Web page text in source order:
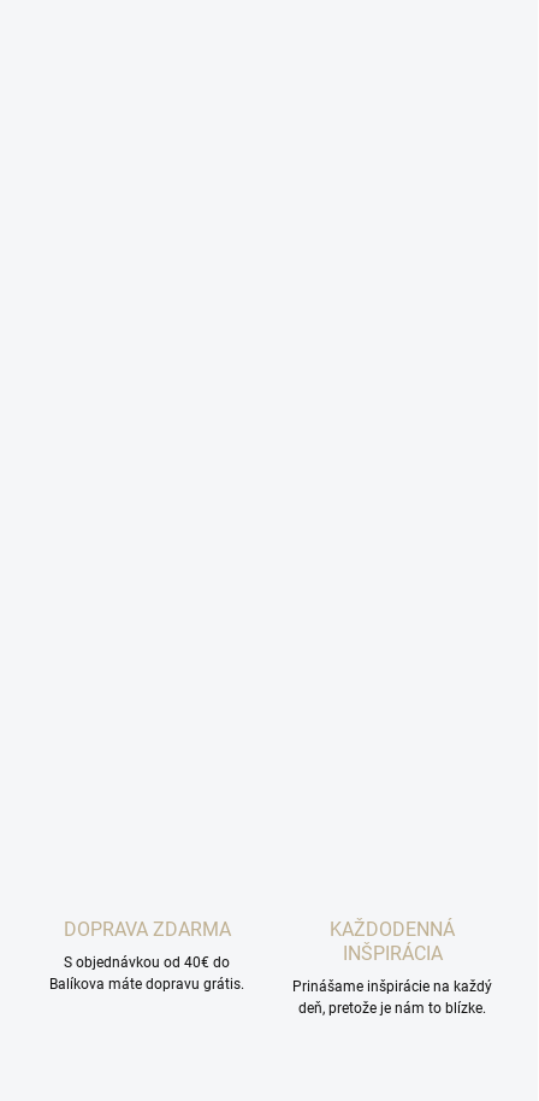
DOPRAVA ZDARMA
S objednávkou od 40€ do
Balíkova máte dopravu grátis.
KAŽDODENNÁ
INŠPIRÁCIA
Prinášame inšpirácie na každý
deň, pretože je nám to blízke.